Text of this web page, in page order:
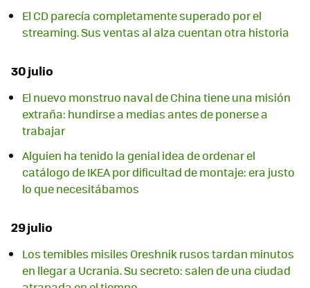
El CD parecía completamente superado por el
streaming. Sus ventas al alza cuentan otra historia
30 julio
El nuevo monstruo naval de China tiene una misión
extraña: hundirse a medias antes de ponerse a
trabajar
Alguien ha tenido la genial idea de ordenar el
catálogo de IKEA por dificultad de montaje: era justo
lo que necesitábamos
29 julio
Los temibles misiles Oreshnik rusos tardan minutos
en llegar a Ucrania. Su secreto: salen de una ciudad